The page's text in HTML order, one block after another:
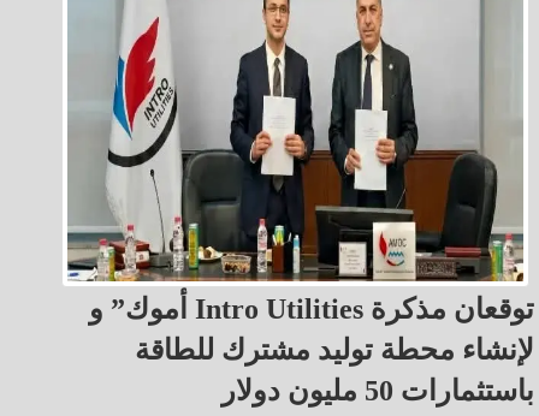
أموك” و Intro Utilities توقعان مذكرة
لإنشاء محطة توليد مشترك للطاقة
باستثمارات 50 مليون دولار